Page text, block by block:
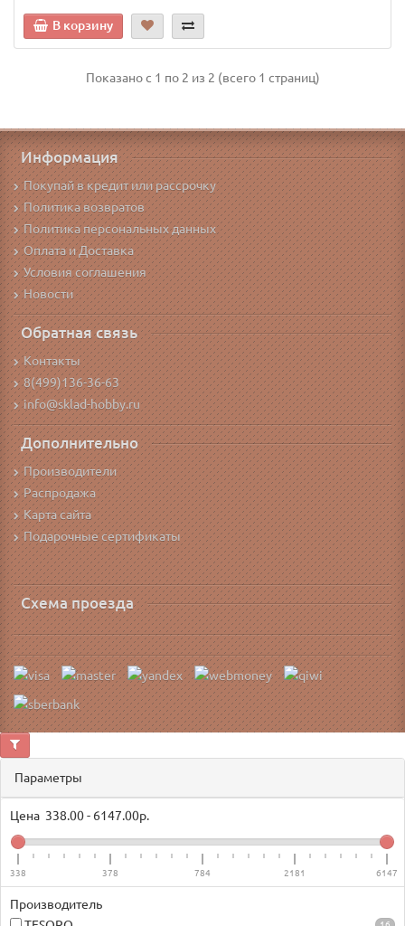
В корзину
Показано с 1 по 2 из 2 (всего 1 страниц)
Информация
Покупай в кредит или рассрочку
Политика возвратов
Политика персональных данных
Оплата и Доставка
Условия соглашения
Новости
Обратная связь
Контакты
8(499)136-36-63
info@sklad-hobby.ru
Дополнительно
Производители
Распродажа
Карта сайта
Подарочные сертификаты
Схема проезда
Параметры
Цена 338.00- 6147.00р.
338 378 784 2181 6147
Производитель